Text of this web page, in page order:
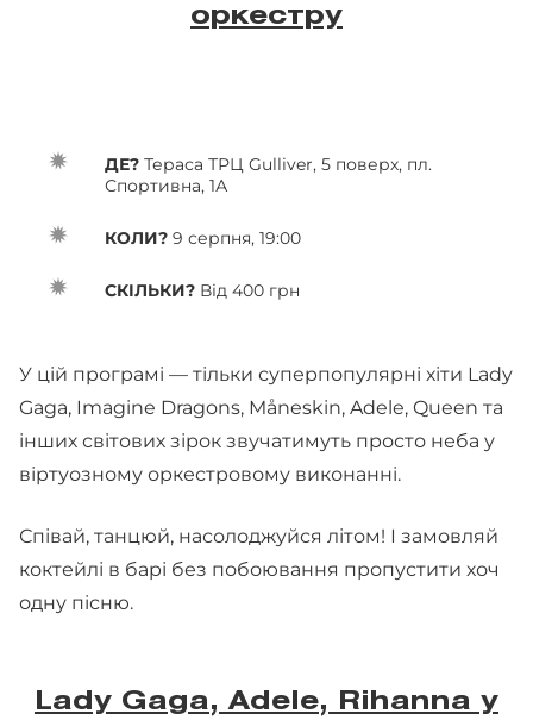
оркестру
ДЕ? Тераса ТРЦ Gulliver, 5 поверх, пл.
Спортивна, 1А
КОЛИ? 9 серпня, 19:00
СКІЛЬКИ? Від 400 грн
У цій програмі — тільки суперпопулярні хіти Lady
Gaga, Imagine Dragons, Måneskin, Adele, Queen та
інших світових зірок звучатимуть просто неба у
віртуозному оркестровому виконанні.
Співай, танцюй, насолоджуйся літом! І замовляй
коктейлі в барі без побоювання пропустити хоч
одну пісню.
Lady Gaga, Adele, Rihanna у